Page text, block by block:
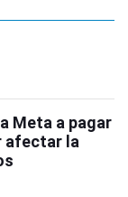
Meta a pagar
afectar la